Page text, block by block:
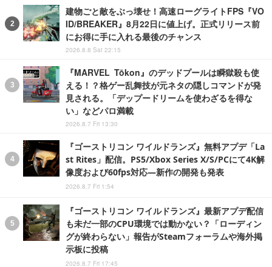
建物ごと敵をぶっ壊せ！高速ローグライトFPS『VO
ID/BREAKER』8月22日に値上げ。正式リリース前
にお得に手に入れる最後のチャンス
2026.8.8 Sat 22:15
『MARVEL Tōkon』のデッドプールは瞬獄殺も使
える！？格ゲー乱舞技が元ネタの隠しコマンドが発
見される。「デップードリームを使わざるを得な
い」などパロ満載
2026.8.7 Fri 13:30
『ゴーストリコン ワイルドランズ』無料アプデ「La
st Rites」配信。PS5/Xbox Series X/S/PCにて4K解
像度および60fps対応―新作の開発も発表
2026.8.7 Fri 1:54
『ゴーストリコン ワイルドランズ』最新アプデ配信
も未だ一部のCPU環境では動かない？「ローディン
グが終わらない」報告がSteamフォーラムや海外掲
示板に投稿
2026.8.7 Fri 17:45